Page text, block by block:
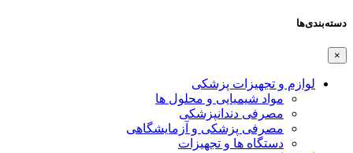
دسته‌بندی‌ها
×
لوازم و تجهیزات پزشکی
مواد شیمیایی و محلول ها
مصرفی دندانپزشکی
مصرفی پزشکی و آزمایشگاهی
دستگاه ها و تجهیزات